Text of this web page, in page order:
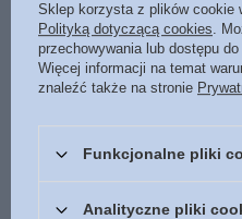
Powieść biblijna z
Najniższa cena z 30 dni
Sklep korzysta z plików cookie
Polityką dotyczącą cookies.
przechowywania lub dostępu
Więcej informacji na temat
znaleźć także na stronie
Funkcjonalne pliki
Analityczne pliki